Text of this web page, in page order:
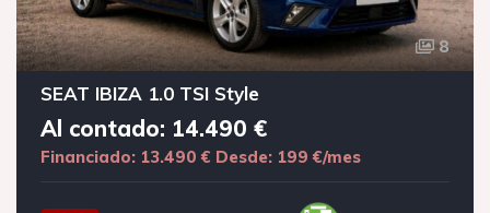
8
SEAT IBIZA 1.0 TSI Style
Al contado: 14.490 €
Financiado: 13.490 € Desde: 199 €/mes